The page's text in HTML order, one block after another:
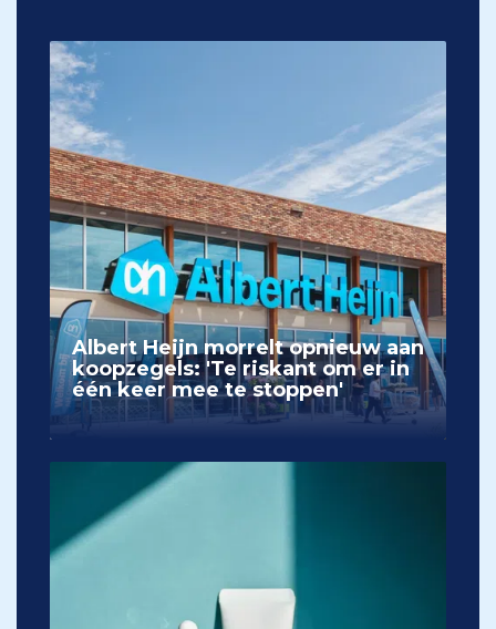
Albert Heijn morrelt opnieuw aan
koopzegels: 'Te riskant om er in
één keer mee te stoppen'